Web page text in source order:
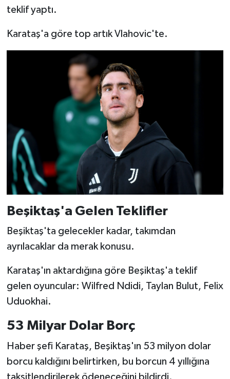
teklif yaptı.
Karataş'a göre top artık Vlahovic'te.
Beşiktaş'a Gelen Teklifler
Beşiktaş'ta gelecekler kadar, takımdan
ayrılacaklar da merak konusu.
Karataş'ın aktardığına göre Beşiktaş'a teklif
gelen oyuncular: Wilfred Ndidi, Taylan Bulut, Felix
Uduokhai.
53 Milyar Dolar Borç
Haber şefi Karataş, Beşiktaş'ın 53 milyon dolar
borcu kaldığını belirtirken, bu borcun 4 yıllığına
taksitlendirilerek ödeneceğini bildirdi.